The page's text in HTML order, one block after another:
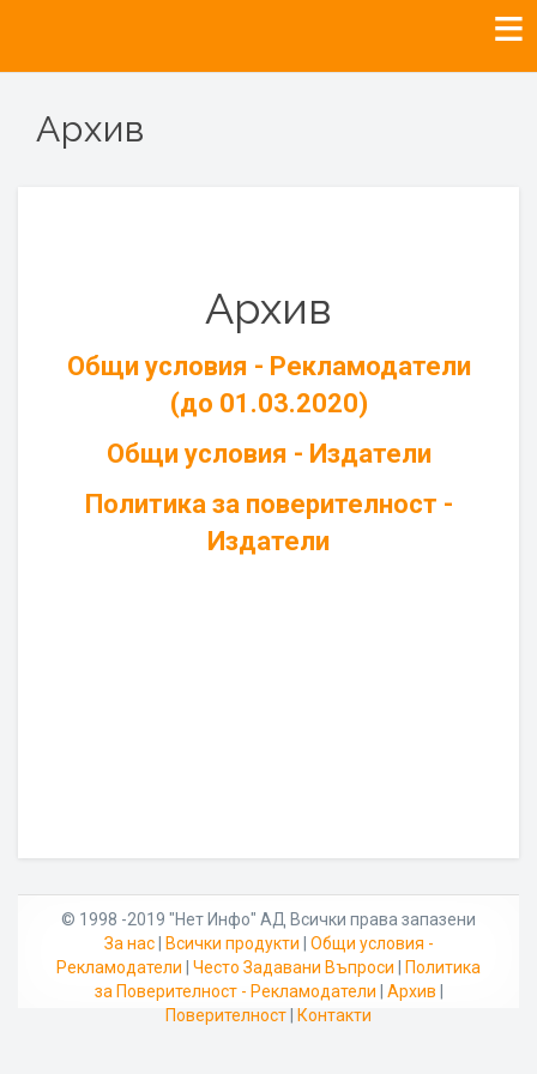
Архив
Архив
Общи условия - Рекламодатели
(до 01.03.2020)
Общи условия - Издатели
Политика за поверителност -
Издатели
© 1998 -2019 "Нет Инфо" АД Всички права запазени
За нас| Всички продукти
Общи условия -
Рекламодатели
Често Задавани Въпроси
Политика
за Поверителност - Рекламодатели
Архив
Поверителност
Контакти